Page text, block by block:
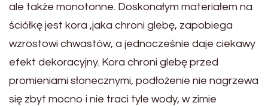
ale także monotonne. Doskonałym materiałem na
ściółkę jest kora ,jaka chroni glebę, zapobiega
wzrostowi chwastów, a jednocześnie daje ciekawy
efekt dekoracyjny. Kora chroni glebę przed
promieniami słonecznymi, podłożenie nie nagrzewa
się zbyt mocno i nie traci tyle wody, w zimie